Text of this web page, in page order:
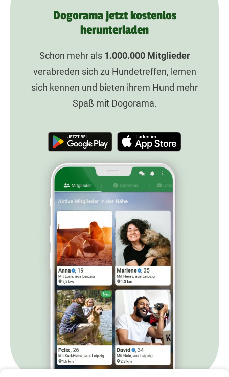
Dogorama jetzt kostenlos
herunterladen
Schon mehr als 1.000.000Mitglieder
verabreden sich zu Hundetreffen, lernen
sich kennen und bieten ihrem Hund mehr
Spaß mit Dogorama.